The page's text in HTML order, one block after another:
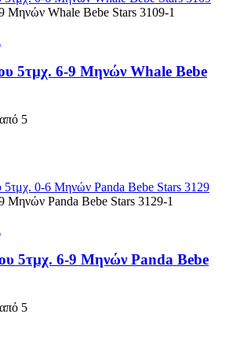
5τμχ. 6-9 Μηνών Whale Bebe
από 5
5τμχ. 6-9 Μηνών Panda Bebe
από 5